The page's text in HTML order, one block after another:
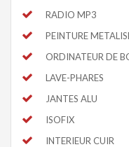
RADIO MP3
PEINTURE
ORDINATEUR DE
LAVE-PHARES
JANTES ALU
ISOFIX
INTERIEUR CUIR